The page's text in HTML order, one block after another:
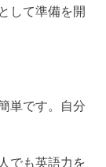
して準備を開
単です。自分
でも英語力を